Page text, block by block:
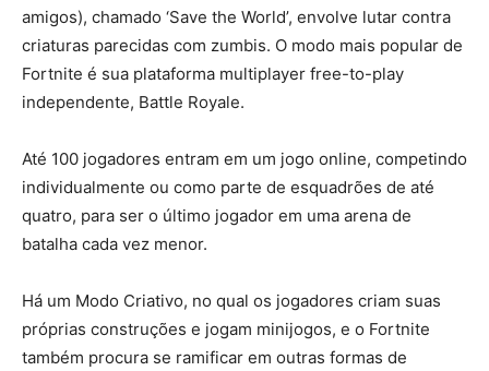
amigos), chamado ‘Save the World’, envolve lutar contra
criaturas parecidas com zumbis. O modo mais popular de
Fortnite é sua plataforma multiplayer free-to-play
independente, Battle Royale.
Até 100 jogadores entram em um jogo online, competindo
individualmente ou como parte de esquadrões de até
quatro, para ser o último jogador em uma arena de
batalha cada vez menor.
Há um Modo Criativo, no qual os jogadores criam suas
próprias construções e jogam minijogos, e o Fortnite
também procura se ramificar em outras formas de